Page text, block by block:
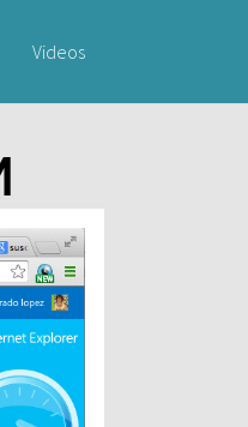
Videos